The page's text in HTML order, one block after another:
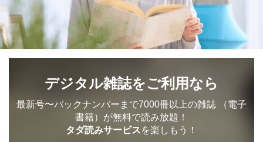
デジタル雑誌をご利用なら
最新号〜バックナンバーまで7000冊以上の雑誌 （電子
書籍）が無料で読み放題！
タダ読みサービスを楽しもう！